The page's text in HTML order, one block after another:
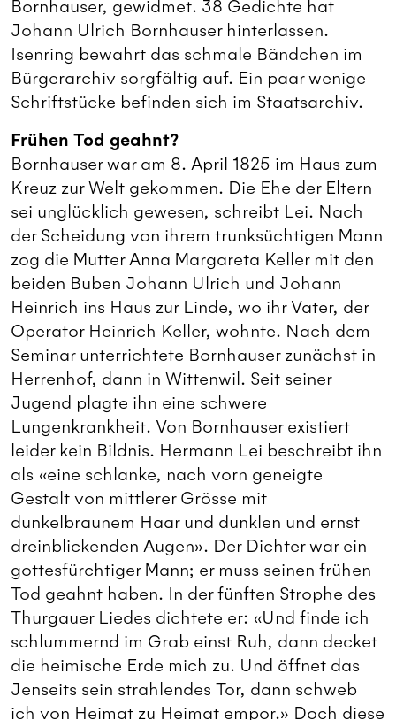
Bornhauser, gewidmet. 38 Gedichte hat
Johann Ulrich Bornhauser hinterlassen.
Isenring bewahrt das schmale Bändchen im
Bürgerarchiv sorgfältig auf. Ein paar wenige
Schriftstücke befinden sich im Staatsarchiv.
Frühen Tod geahnt?
Bornhauser war am 8. April 1825 im Haus zum
Kreuz zur Welt gekommen. Die Ehe der Eltern
sei unglücklich gewesen, schreibt Lei. Nach
der Scheidung von ihrem trunksüchtigen Mann
zog die Mutter Anna Margareta Keller mit den
beiden Buben Johann Ulrich und Johann
Heinrich ins Haus zur Linde, wo ihr Vater, der
Operator Heinrich Keller, wohnte. Nach dem
Seminar unterrichtete Bornhauser zunächst in
Herrenhof, dann in Wittenwil. Seit seiner
Jugend plagte ihn eine schwere
Lungenkrankheit. Von Bornhauser existiert
leider kein Bildnis. Hermann Lei beschreibt ihn
als «eine schlanke, nach vorn geneigte
Gestalt von mittlerer Grösse mit
dunkelbraunem Haar und dunklen und ernst
dreinblickenden Augen». Der Dichter war ein
gottesfürchtiger Mann; er muss seinen frühen
Tod geahnt haben. In der fünften Strophe des
Thurgauer Liedes dichtete er: «Und finde ich
schlummernd im Grab einst Ruh, dann decket
die heimische Erde mich zu. Und öffnet das
Jenseits sein strahlendes Tor, dann schweb
ich von Heimat zu Heimat empor.» Doch diese